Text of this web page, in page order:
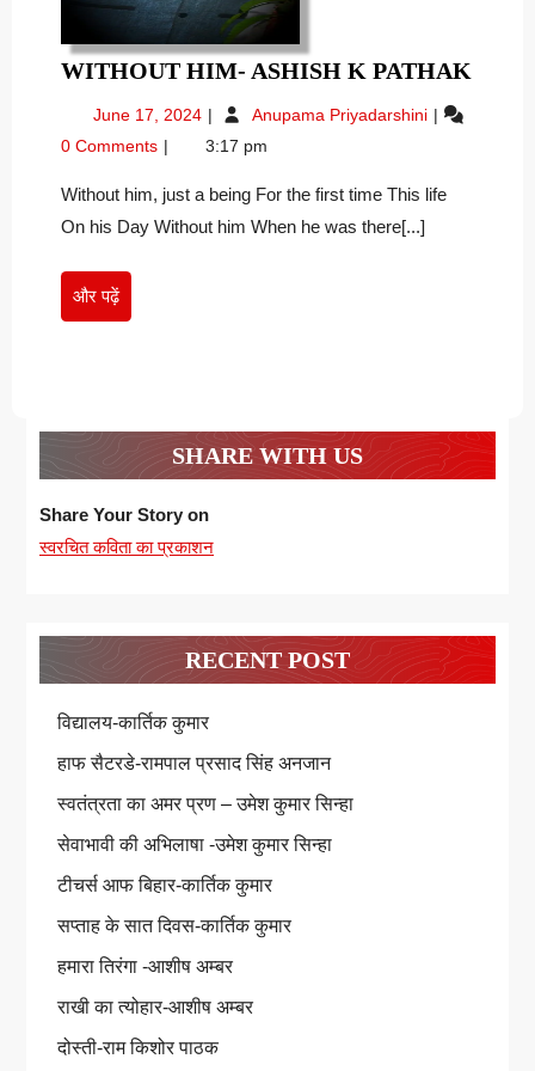
WITHOUT HIM- ASHISH K PATHAK
June 17, 2024 June
2024
Anupama Priyadarshini Without
0 Comments 3:17 pm
Without him, just a being For the first time This life
On his Day Without him When he was there[...]
और पढ़ेंऔर
पढ़ें
SHARE WITH US
Share Your Story on
स्वरचित कविता का प्रकाशन
RECENT POST
विद्यालय-कार्तिक कुमार
हाफ सैटरडे-रामपाल प्रसाद सिंह अनजान
स्वतंत्रता का अमर प्रण – उमेश कुमार सिन्हा
सेवाभावी की अभिलाषा -उमेश कुमार सिन्हा
टीचर्स आफ बिहार-कार्तिक कुमार
सप्ताह के सात दिवस-कार्तिक कुमार
हमारा तिरंगा -आशीष अम्बर
राखी का त्योहार-आशीष अम्बर
दोस्ती-राम किशोर पाठक